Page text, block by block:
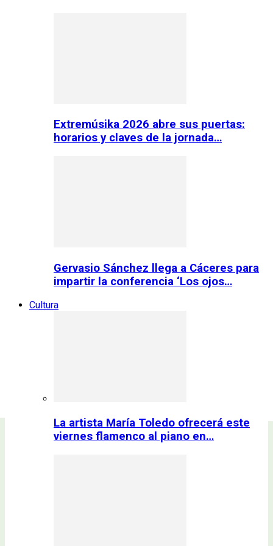
Extremúsika 2026 abre sus puertas:
horarios y claves de la jornada…
Gervasio Sánchez llega a Cáceres para
impartir la conferencia ‘Los ojos…
Cultura
La artista María Toledo ofrecerá este
viernes flamenco al piano en…